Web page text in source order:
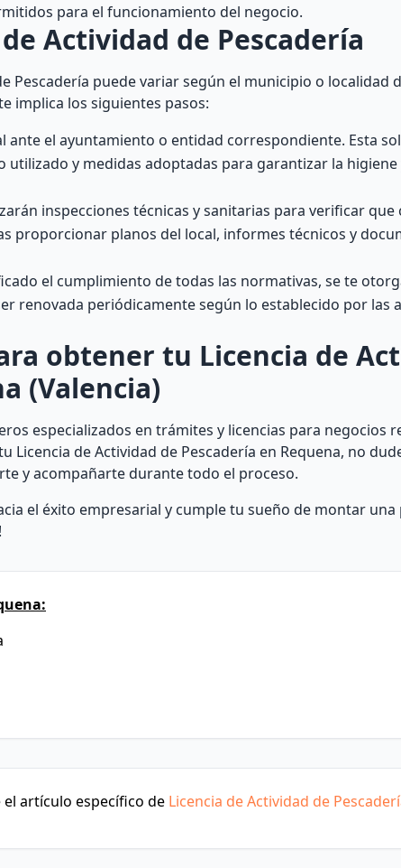
para el funcionamiento del negocio.
Actividad de Pescadería
Pescadería puede variar según el municipio o localidad
implica los siguientes pasos:
el ayuntamiento o entidad correspondiente. Esta
y medidas adoptadas para garantizar la higiene
inspecciones técnicas y sanitarias para verificar que
proporcionar planos del local, informes técnicos y
el cumplimiento de todas las normativas, se te
renovada periódicamente según lo establecido por las
obtener tu Licencia de
(Valencia)
especializados en trámites y licencias para negocios
Licencia de Actividad de Pescadería en Requena, no
y acompañarte durante todo el proceso.
el éxito empresarial y cumple tu sueño de montar una
artículo específico de Licencia de Actividad de